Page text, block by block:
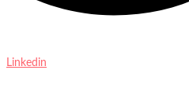
Linkedin